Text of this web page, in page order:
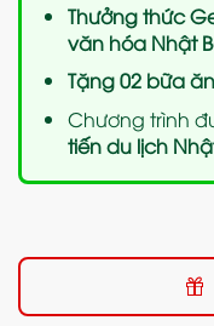
Thưởng thức
văn hóa Nhật
Tặng 02 bữa
Chương trình
tiến du lịch